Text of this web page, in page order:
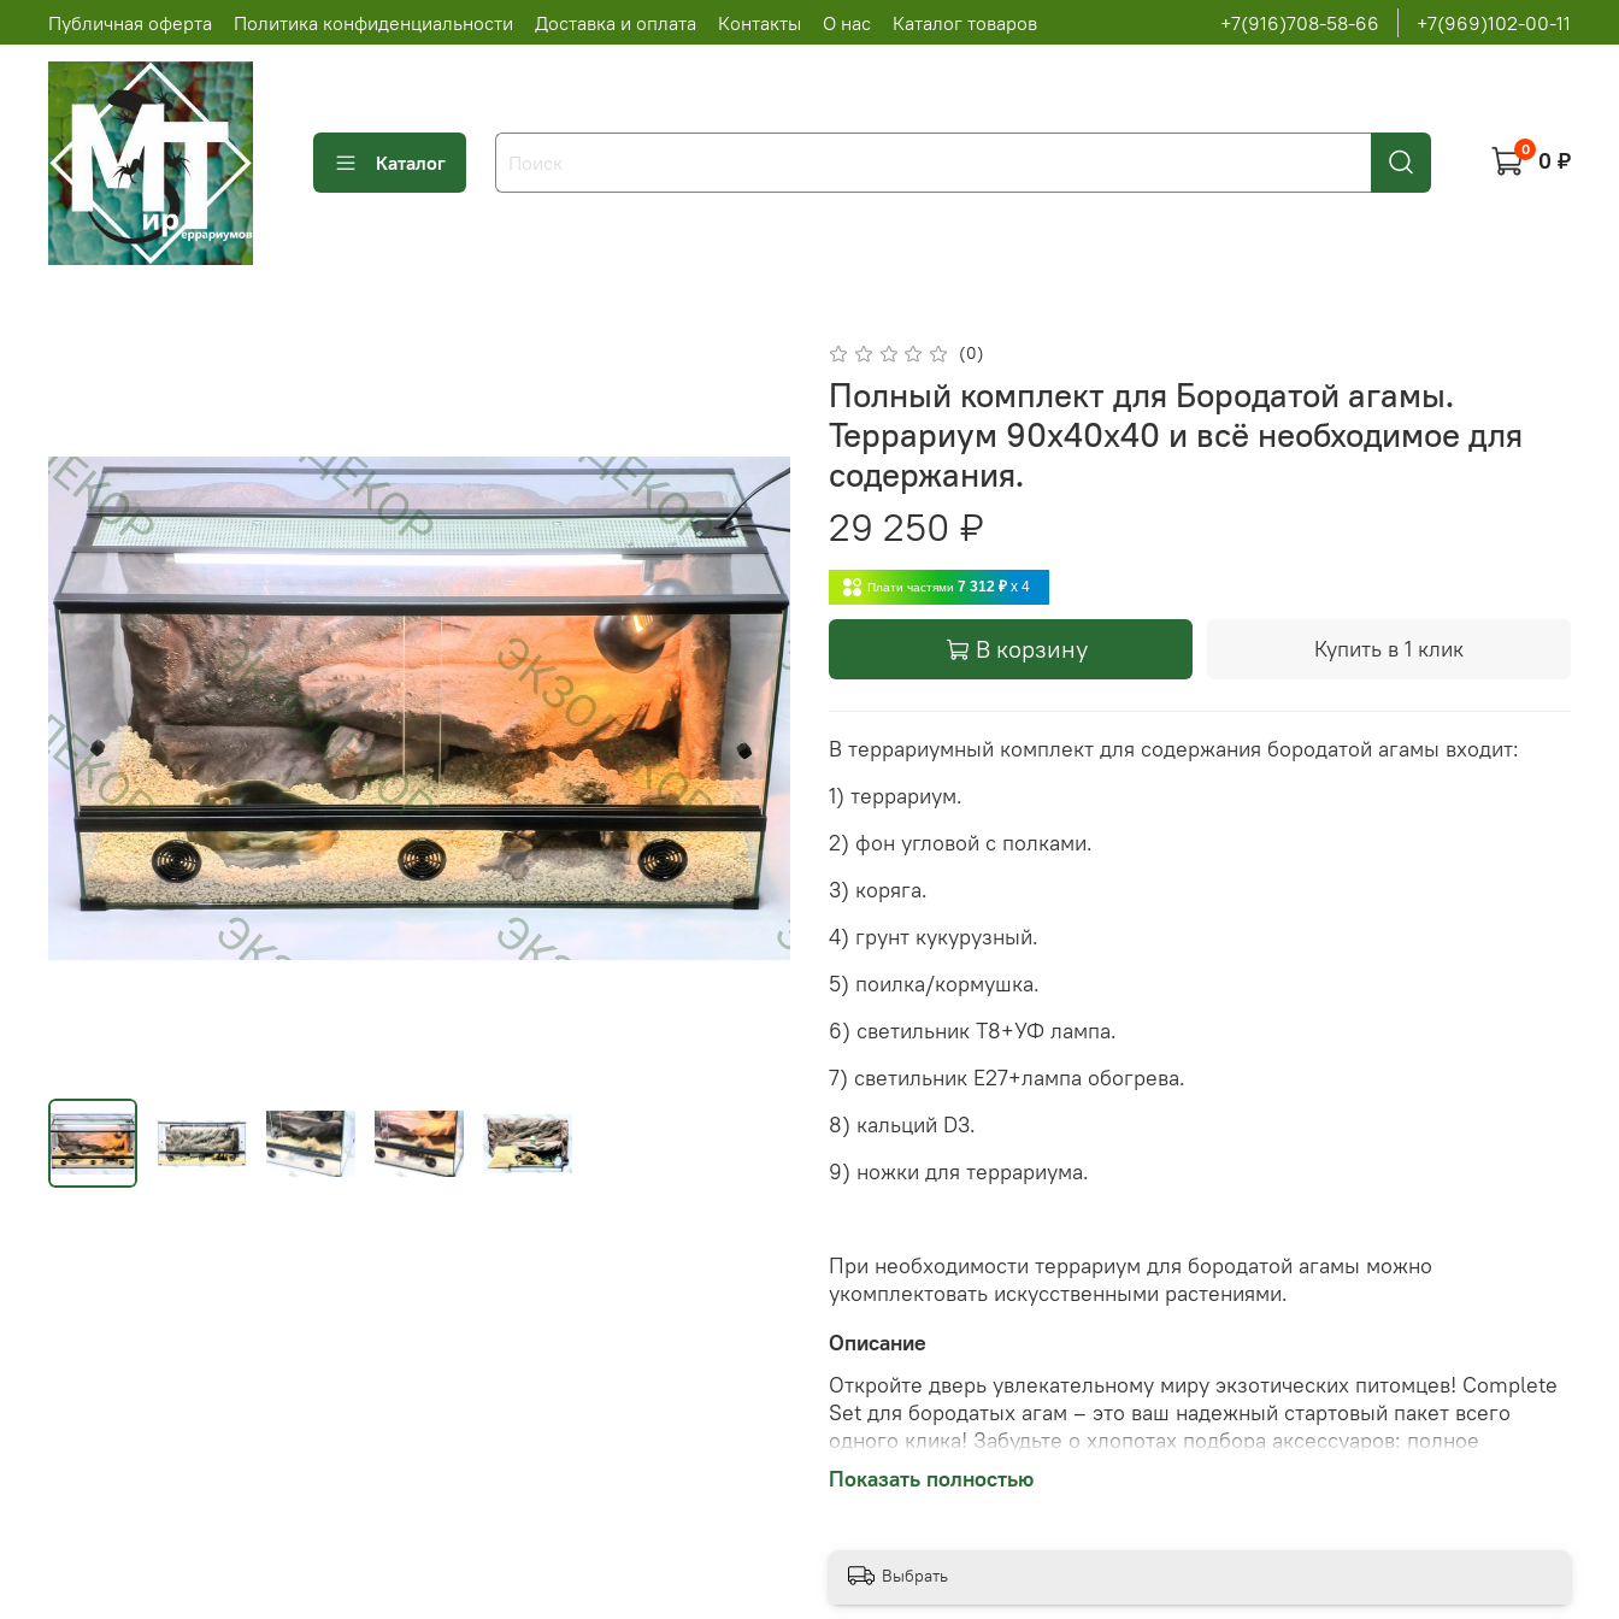
Публичная оферта Политика конфиденциальности Доставка и оплата Контакты О нас Каталог товаров +7(916)708-58-66 +7(969)102-00-11
Каталог
0 0 ₽
(0)
Полный комплект для Бородатой агамы.
Террариум 90х40х40 и всё необходимое для
содержания.
29 250 ₽
Плати частями 7 312 ₽ x 4
В корзину Купить в 1 клик
В террариумный комплект для содержания бородатой агамы входит:
1) террариум.
2) фон угловой с полками.
3) коряга.
4) грунт кукурузный.
5) поилка/кормушка.
6) светильник Т8+УФ лампа.
7) светильник Е27+лампа обогрева.
8) кальций D3.
9) ножки для террариума.
При необходимости террариум для бородатой агамы можно
укомплектовать искусственными растениями.
Описание
Откройте дверь увлекательному миру экзотических питомцев! Complete
Set для бородатых агам – это ваш надежный стартовый пакет всего
одного клика! Забудьте о хлопотах подбора аксессуаров: полное
оснащение террариума размером 90x40x40 см уже ждет вас здесь!
Удобство, безопасность и комфорт вашего нового друга гарантированы
забот!
Показать полностью
Выбрать